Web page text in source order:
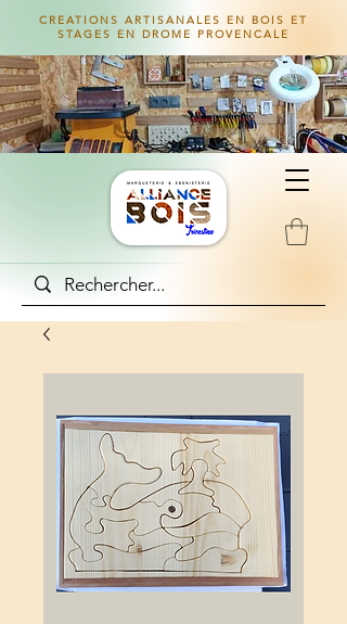
CREATIONS ARTISANALES EN BOIS ET
STAGES EN DROME PROVENCALE